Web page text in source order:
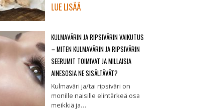
LUE LISÄÄ
KULMAVÄRIN JA RIPSIVÄRIN VAIKUTUS
– MITEN KULMAVÄRIN JA RIPSIVÄRIN
SEERUMIT TOIMIVAT JA MILLAISIA
AINESOSIA NE SISÄLTÄVÄT?
Kulmaväri ja/tai ripsiväri on
monille naisille elintärkeä osa
meikkiä ja…